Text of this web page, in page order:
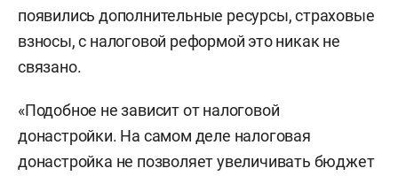
совсем справедливой». Так, позицию
министерства на одном из заседаний Госдумы в
Силуанов, который заявил, что заработная плата
по прогнозу в среднем растет выше уровня
инфляции.
появились дополнительные ресурсы, страховые
взносы, с налоговой реформой это никак не
связано.
«Подобное не зависит от налоговой
донастройки. На самом деле налоговая
донастройка не позволяет увеличивать бюджет